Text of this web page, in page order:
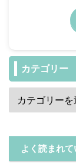
カテゴリー
よく読まれ